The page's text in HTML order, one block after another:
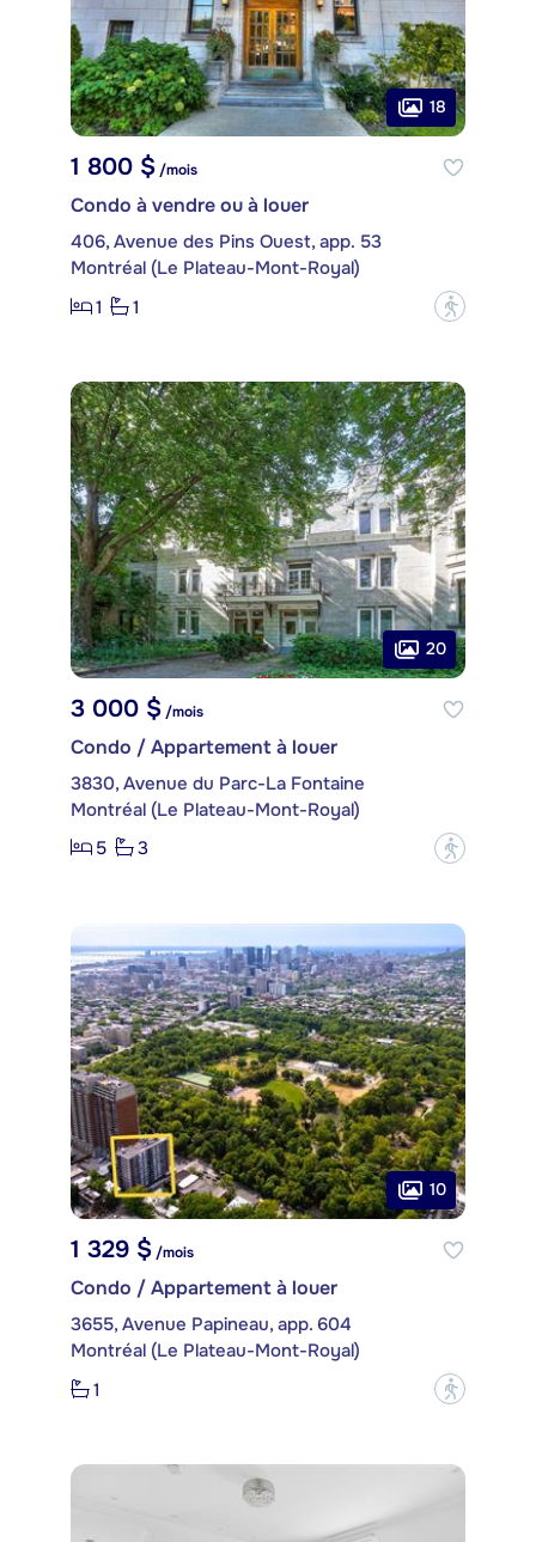
18
1 800 $/mois
Condo à vendre ou à louer
406, Avenue des Pins Ouest, app. 53
Montréal (Le Plateau-Mont-Royal)
1
1 ?
20
3 000 $ /mois
Condo / Appartement à louer
3830, Avenue du Parc-La Fontaine
Montréal (Le Plateau-Mont-Royal)
5
3 ?
10
1 329 $/mois
Condo / Appartement à louer
3655, Avenue Papineau, app. 604
Montréal (Le Plateau-Mont-Royal)
1
?